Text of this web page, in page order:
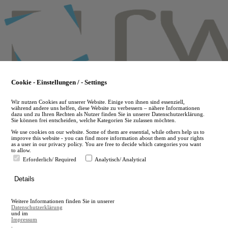
to
main
en
A
A
Cookie - Einstellungen / - Settings
Wir nutzen Cookies auf unserer Website. Einige von ihnen sind essenziell,
während andere uns helfen, diese Website zu verbessern – nähere Informationen
dazu und zu Ihren Rechten als Nutzer finden Sie in unserer Datenschutzerklärung.
Sie können frei entscheiden, welche Kategorien Sie zulassen möchten.
We use cookies on our website. Some of them are essential, while others help us to
improve this website - you can find more information about them and your rights
as a user in our privacy policy. You are free to decide which categories you want
to allow.
Erforderlich/ Required
Analytisch/ Analytical
Details
Weitere Informationen finden Sie in unserer
Datenschutzerklärung
und im
Impressum